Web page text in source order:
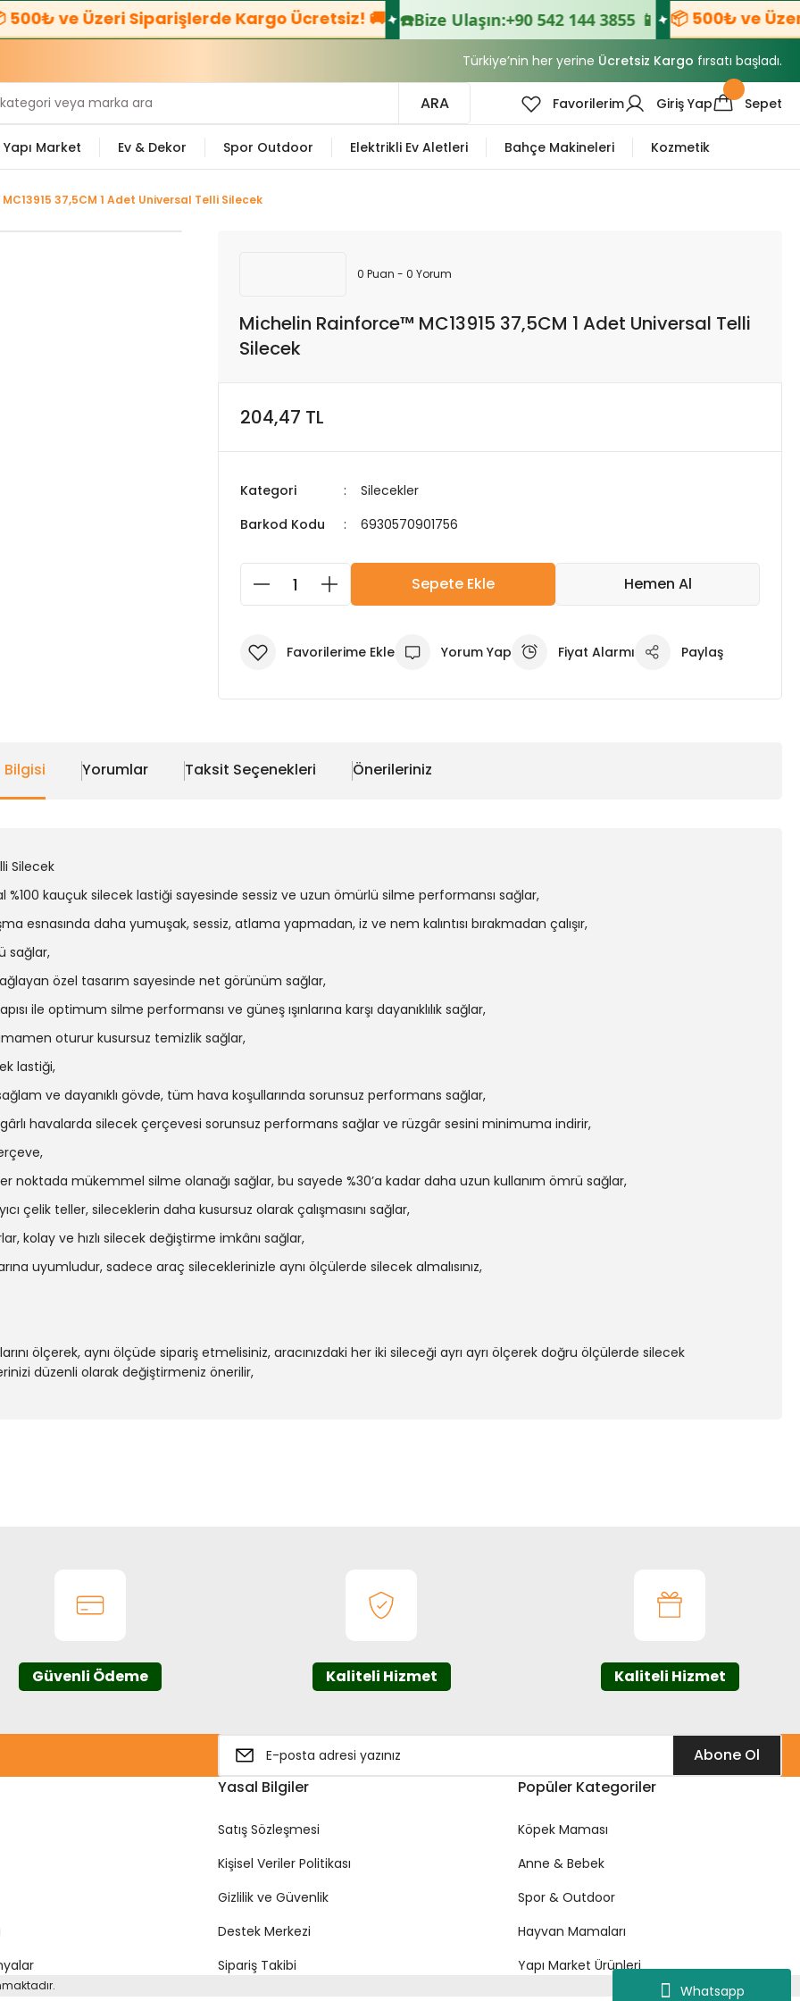
Whatsapp
ve Üzeri Siparişlerde Kargo Ücretsiz! 🚚 ☎️Bize Ulaşın:+90 542 144 3855 📱 📦 500₺ ve
Türkiye’nin her yerine Ücretsiz Kargo fırsatı başladı.
ARA Favorilerim Giriş Yap Sepet
Yapı Market Ev & Dekor Spor Outdoor Elektrikli Ev Aletleri Bahçe Makineleri Kozmetik
37,5CM 1 Adet Universal Telli Silecek
0 Puan - 0 Yorum
Michelin Rainforce™ MC13915 37,5CM 1 Adet Universal Telli
Silecek
204,47 TL
Kategori
Silecekler
Barkod Kodu
6930570901756
Sepete Ekle Hemen Al
Yorum Yap Fiyat Alarmı Paylaş
Bilgisi Yorumlar Taksit Seçenekleri Önerileriniz
Silecek
kauçuk silecek lastiği sayesinde sessiz ve uzun ömürlü silme performansı sağlar,
esnasında daha yumuşak, sessiz, atlama yapmadan, iz ve nem kalıntısı bırakmadan çalışır,
sağlar,
özel tasarım sayesinde net görünüm sağlar,
ile optimum silme performansı ve güneş ışınlarına karşı dayanıklılık sağlar,
oturur kusursuz temizlik sağlar,
lastiği,
ve dayanıklı gövde, tüm hava koşullarında sorunsuz performans sağlar,
havalarda silecek çerçevesi sorunsuz performans sağlar ve rüzgâr sesini minimuma indirir,
noktada mükemmel silme olanağı sağlar, bu sayede %30’a kadar daha uzun kullanım ömrü sağlar,
çelik teller, sileceklerin daha kusursuz olarak çalışmasını sağlar,
kolay ve hızlı silecek değiştirme imkânı sağlar,
uyumludur, sadece araç sileceklerinizle aynı ölçülerde silecek almalısınız,
ölçerek, aynı ölçüde sipariş etmelisiniz, aracınızdaki her iki sileceği ayrı ayrı ölçerek doğru ölçülerde silecek
düzenli olarak değiştirmeniz önerilir,
Güvenli Ödeme Kaliteli Hizmet Kaliteli Hizmet
Abone Ol
Yasal Bilgiler
Satış Sözleşmesi
Kişisel Veriler Politikası
Gizlilik ve Güvenlik
Destek Merkezi
Sipariş Takibi
Popüler Kategoriler
Köpek Maması
Anne & Bebek
Spor & Outdoor
Hayvan Mamaları
Yapı Market Ürünleri